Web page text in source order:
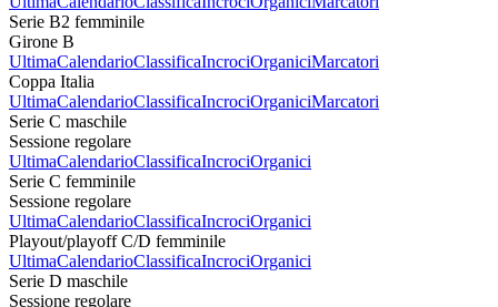
Serie B2 femminile
Girone B
UltimaCalendarioClassificaIncrociOrganiciMarcatori
Coppa Italia
UltimaCalendarioClassificaIncrociOrganiciMarcatori
Serie C maschile
Sessione regolare
UltimaCalendarioClassificaIncrociOrganici
Serie C femminile
Sessione regolare
UltimaCalendarioClassificaIncrociOrganici
Playout/playoff C/D femminile
UltimaCalendarioClassificaIncrociOrganici
Serie D maschile
Sessione regolare